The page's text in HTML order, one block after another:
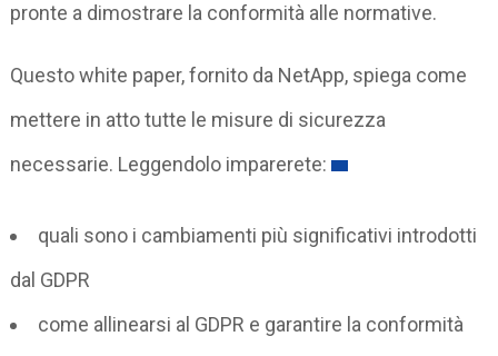
pronte a dimostrare la conformità alle normative.
Questo white paper, fornito da NetApp, spiega come
mettere in atto tutte le misure di sicurezza
necessarie. Leggendolo imparerete:
quali sono i cambiamenti più significativi introdotti
dal GDPR
come allinearsi al GDPR e garantire la conformità